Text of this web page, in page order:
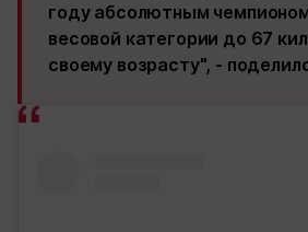
году абсолютным
весовой категории до 67
своему возрасту", -